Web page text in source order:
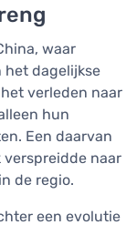
waar
het dagelijkse
verleden naar
hun
Een daarvan
verspreidde naar
de regio.
een evolutie